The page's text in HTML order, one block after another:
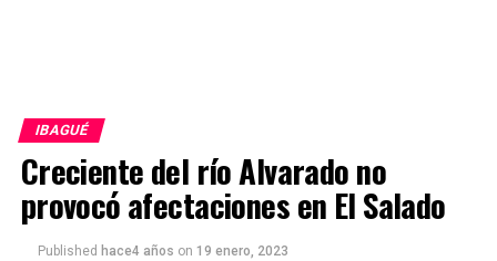
IBAGUÉ
Creciente del río Alvarado no
provocó afectaciones en El Salado
Published hace4 años on 19 enero, 2023